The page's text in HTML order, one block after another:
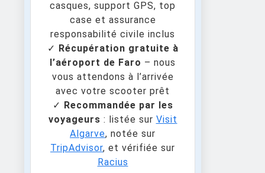
casques, support GPS, top
case et assurance
responsabilité civile inclus
✓ Récupération gratuite à
l’aéroport de Faro – nous
vous attendons à l’arrivée
avec votre scooter prêt
✓ Recommandée par les
voyageurs : listée sur Visit
Algarve, notée sur
TripAdvisor, et vérifiée sur
Racius